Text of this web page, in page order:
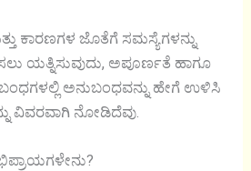
ಕಾರಣಗಳ ಜೊತೆಗೆ ಸಮಸ್ಯೆಗಳನ್ನು
ಯತ್ನಿಸುವುದು, ಅಪೂರ್ಣತೆ ಹಾಗೂ
ಅನುಬಂಧವನ್ನು ಹೇಗೆ ಉಳಿಸಿ
ವಿವರವಾಗಿ ನೋಡಿದೆವು.